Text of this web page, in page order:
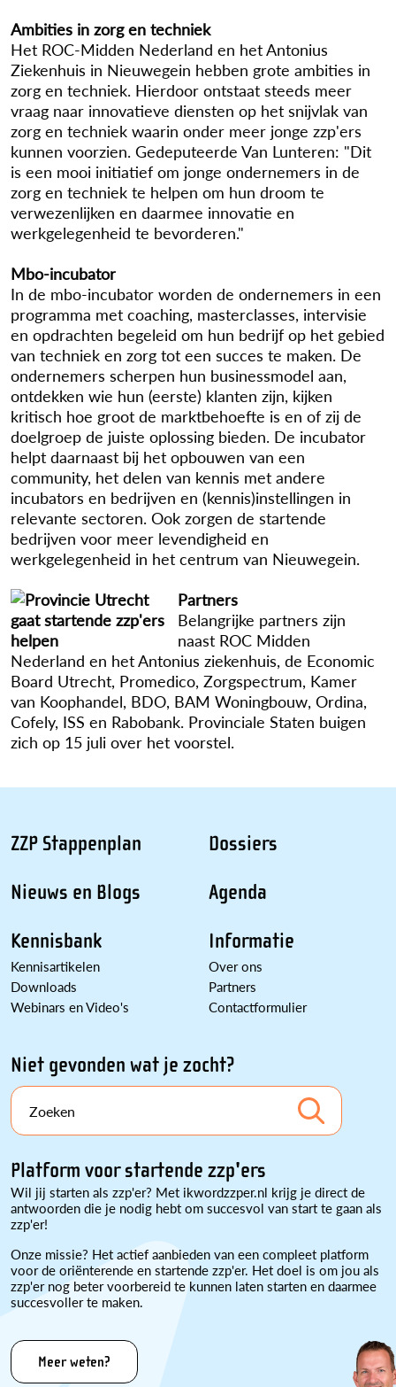
Ambities in zorg en techniek
Het ROC-Midden Nederland en het Antonius
Ziekenhuis in Nieuwegein hebben grote ambities in
zorg en techniek. Hierdoor ontstaat steeds meer
vraag naar innovatieve diensten op het snijvlak van
zorg en techniek waarin onder meer jonge zzp'ers
kunnen voorzien. Gedeputeerde Van Lunteren: "Dit
is een mooi initiatief om jonge ondernemers in de
zorg en techniek te helpen om hun droom te
verwezenlijken en daarmee innovatie en
werkgelegenheid te bevorderen."
Mbo-incubator
In de mbo-incubator worden de ondernemers in een
programma met coaching, masterclasses, intervisie
en opdrachten begeleid om hun bedrijf op het gebied
van techniek en zorg tot een succes te maken. De
ondernemers scherpen hun businessmodel aan,
ontdekken wie hun (eerste) klanten zijn, kijken
kritisch hoe groot de marktbehoefte is en of zij de
doelgroep de juiste oplossing bieden. De incubator
helpt daarnaast bij het opbouwen van een
community, het delen van kennis met andere
incubators en bedrijven en (kennis)instellingen in
relevante sectoren. Ook zorgen de startende
bedrijven voor meer levendigheid en
werkgelegenheid in het centrum van Nieuwegein.
Partners
Belangrijke partners zijn
naast ROC Midden
Nederland en het Antonius ziekenhuis, de Economic
Board Utrecht, Promedico, Zorgspectrum, Kamer
van Koophandel, BDO, BAM Woningbouw, Ordina,
Cofely, ISS en Rabobank. Provinciale Staten buigen
zich op 15 juli over het voorstel.
ZZP Stappenplan
Nieuws en Blogs
Kennisbank
Kennisartikelen
Downloads
Webinars en Video's
Dossiers
Agenda
Informatie
Over ons
Partners
Contactformulier
Niet gevonden wat je zocht?
Zoeken
Platform voor startende zzp'ers
Wil jij starten als zzp'er? Met ikwordzzper.nl krijg je direct de
antwoorden die je nodig hebt om succesvol van start te gaan als
zzp'er!
Onze missie? Het actief aanbieden van een compleet platform
voor de oriënterende en startende zzp'er. Het doel is om jou als
zzp'er nog beter voorbereid te kunnen laten starten en daarmee
succesvoller te maken.
Meer weten?